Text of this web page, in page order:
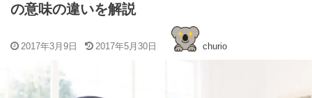
の意味の違いを解説
2017年3月9日 2017年5月30日 churio